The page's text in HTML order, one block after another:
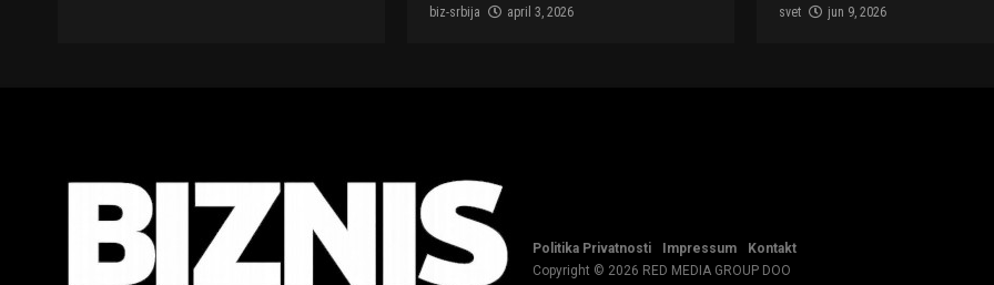
biz-srbija april 3, 2026 svet jun 9, 2026
Politika Privatnosti Impressum
Kontakt
Copyright © 2026 RED MEDIA GROUP DOO